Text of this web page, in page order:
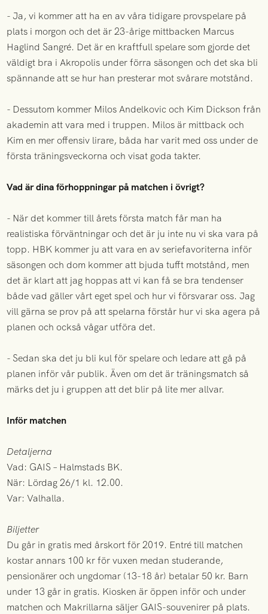
- Ja, vi kommer att ha en av våra tidigare provspelare på
plats i morgon och det är 23-årige mittbacken Marcus
Haglind Sangré. Det är en kraftfull spelare som gjorde det
väldigt bra i Akropolis under förra säsongen och det ska bli
spännande att se hur han presterar mot svårare motstånd.
- Dessutom kommer Milos Andelkovic och Kim Dickson från
akademin att vara med i truppen. Milos är mittback och
Kim en mer offensiv lirare, båda har varit med oss under de
första träningsveckorna och visat goda takter.
Vad är dina förhoppningar på matchen i övrigt?
- När det kommer till årets första match får man ha
realistiska förväntningar och det är ju inte nu vi ska vara på
topp. HBK kommer ju att vara en av seriefavoriterna inför
säsongen och dom kommer att bjuda tufft motstånd, men
det är klart att jag hoppas att vi kan få se bra tendenser
både vad gäller vårt eget spel och hur vi försvarar oss. Jag
vill gärna se prov på att spelarna förstår hur vi ska agera på
planen och också vågar utföra det.
- Sedan ska det ju bli kul för spelare och ledare att gå på
planen inför vår publik. Även om det är träningsmatch så
märks det ju i gruppen att det blir på lite mer allvar.
Inför matchen
Detaljerna
Vad: GAIS – Halmstads BK.
När: Lördag 26/1 kl. 12.00.
Var: Valhalla.
Biljetter
Du går in gratis med årskort för 2019. Entré till matchen
kostar annars 100 kr för vuxen medan studerande,
pensionärer och ungdomar (13-18 år) betalar 50 kr. Barn
under 13 går in gratis. Kiosken är öppen inför och under
matchen och Makrillarna säljer GAIS-souvenirer på plats.